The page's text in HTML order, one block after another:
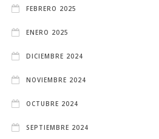
FEBRERO 2025
ENERO 2025
DICIEMBRE 2024
NOVIEMBRE 2024
OCTUBRE 2024
SEPTIEMBRE 2024